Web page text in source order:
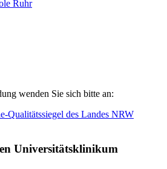
Ruhr
wenden Sie sich bitte an:
Universitätsklinikum